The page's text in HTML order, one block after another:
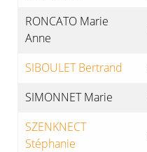
RONCATO Marie
Anne
SIBOULET Bertrand
SIMONNET Marie
SZENKNECT
Stéphanie